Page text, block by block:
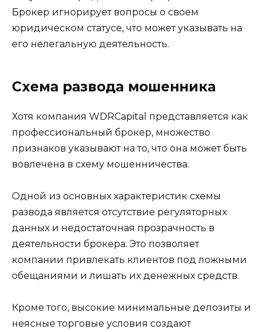
Брокер игнорирует вопросы о своем
юридическом статусе, что может указывать на
его нелегальную деятельность.
Схема развода мошенника
Хотя компания WDRCapital представляется как
профессиональный брокер, множество
признаков указывают на то, что она может быть
вовлечена в схему мошенничества.
Одной из основных характеристик схемы
развода является отсутствие регуляторных
данных и недостаточная прозрачность в
деятельности брокера. Это позволяет
компании привлекать клиентов под ложными
обещаниями и лишать их денежных средств.
Кроме того, высокие минимальные депозиты и
неясные торговые условия создают